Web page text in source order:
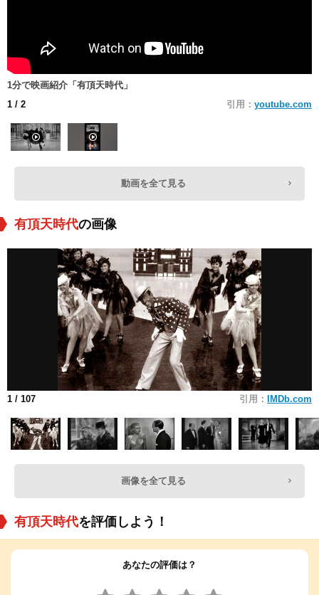
1分で映画紹介「有頂天時代」
1 / 2 引用： youtube.com
動画を全て見る
有頂天時代の画像
1 / 107 引用： IMDb.com
画像を全て見る
有頂天時代を評価しよう！
あなたの評価は？